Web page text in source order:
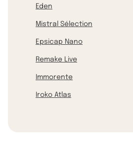
Eden
Mistral Sélection
Epsicap Nano
Remake Live
Immorente
Iroko Atlas